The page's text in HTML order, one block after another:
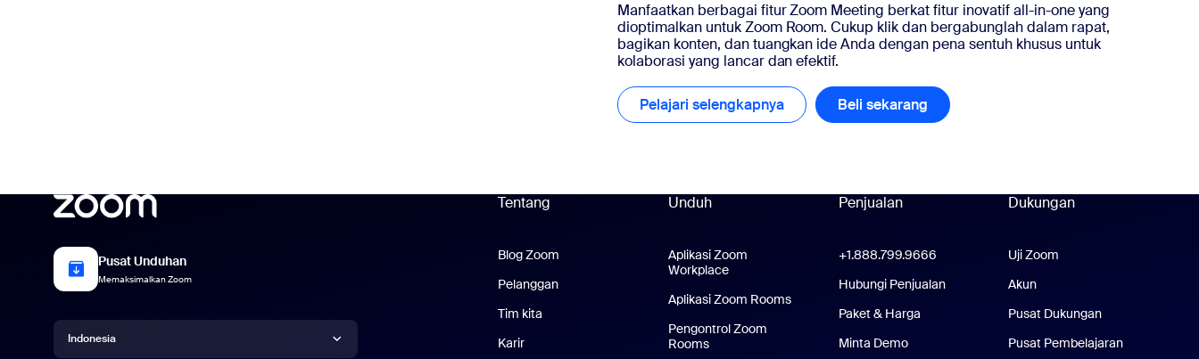
Manfaatkan berbagai fitur Zoom Meeting berkat fitur inovatif all-in-one yang
dioptimalkan untuk Zoom Room. Cukup klik dan bergabunglah dalam rapat,
bagikan konten, dan tuangkan ide Anda dengan pena sentuh khusus untuk
kolaborasi yang lancar dan efektif.
Pelajari selengkapnya Pelajari selengkapnya
Beli sekarang Beli sekarang
Pusat Unduhan
Memaksimalkan Zoom
Bahasa
Indonesia
Tentang
Blog Zoom
Pelanggan
Tim kita
Karir
Unduh
Aplikasi Zoom
WorkplaceAplikasi Zoom Workplace
Aplikasi Zoom RoomsAplikasi Zoom Rooms
Pengontrol Zoom
Rooms
Penjualan
+1.888.799.9666 Klik untuk menelepon
Hubungi Penjualan
Paket & Harga
Minta DemoMinta Demo
Dukungan
Dukungan
Uji Zoom
Akun
Pusat Dukungan
Pusat Pembelajaran